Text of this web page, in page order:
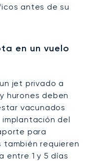
antes de su
en un vuelo
jet privado a
hurones deben
vacunados
del
para
también requieren
entre 1 y 5 días